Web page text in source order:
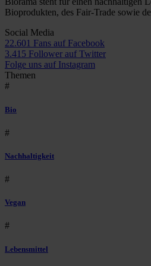
Bioprodukten, des Fair-Trade sowie
Social Media
22.601 Fans auf Facebook
3.415 Follower auf Twitter
Folge uns auf Instagram
Themen
#
Bio
#
Nachhaltigkeit
#
Vegan
#
Lebensmittel